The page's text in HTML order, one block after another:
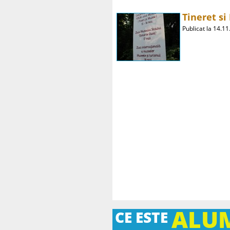
Tineret si
Publicat la
CE ESTE